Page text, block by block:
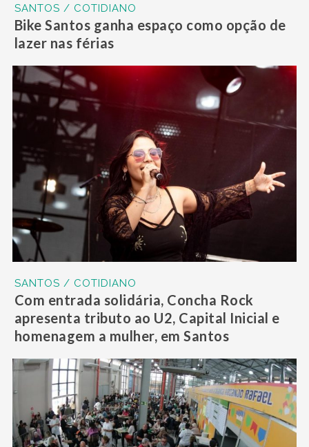
SANTOS / COTIDIANO
Bike Santos ganha espaço como opção de
lazer nas férias
SANTOS / COTIDIANO
Com entrada solidária, Concha Rock
apresenta tributo ao U2, Capital Inicial e
homenagem a mulher, em Santos